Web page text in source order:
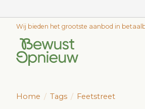
Wij bieden het grootste aanbod in
Home / Tags / Feetstreet